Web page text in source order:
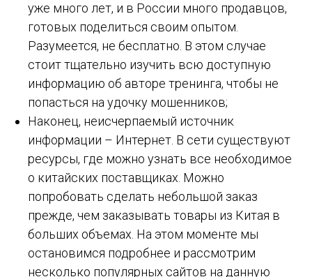
уже много лет, и в России много продавцов,
готовых поделиться своим опытом.
Разумеется, не бесплатно. В этом случае
стоит тщательно изучить всю доступную
информацию об авторе тренинга, чтобы не
попасться на удочку мошенников;
Наконец, неисчерпаемый источник
информации – Интернет. В сети существуют
ресурсы, где можно узнать все необходимое
о китайских поставщиках. Можно
попробовать сделать небольшой заказ
прежде, чем заказывать товары из Китая в
больших объемах. На этом моменте мы
остановимся подробнее и рассмотрим
несколько популярных сайтов на данную